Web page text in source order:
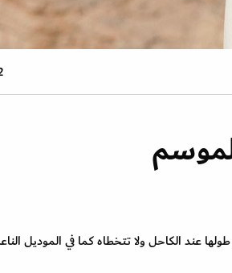
2
عند الكاحل ولا تتخطاه كما في الموديل